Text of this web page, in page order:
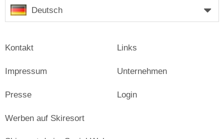
Deutsch
Kontakt
Impressum
Presse
Links
Unternehmen
Login
Werben auf Skiresort